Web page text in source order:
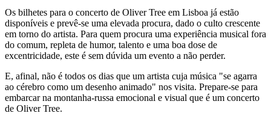
Os bilhetes para o concerto de Oliver Tree em Lisboa já estão
disponíveis e prevê-se uma elevada procura, dado o culto crescente
em torno do artista. Para quem procura uma experiência musical fora
do comum, repleta de humor, talento e uma boa dose de
excentricidade, este é sem dúvida um evento a não perder.
E, afinal, não é todos os dias que um artista cuja música "se agarra
ao cérebro como um desenho animado" nos visita. Prepare-se para
embarcar na montanha-russa emocional e visual que é um concerto
de Oliver Tree.